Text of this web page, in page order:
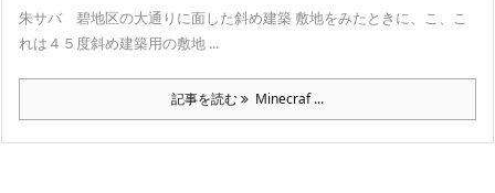
朱サバ 碧地区の大通りに面した斜め建築 敷地をみたときに、こ、こ
れは４５度斜め建築用の敷地 ...
記事を読む Minecraf ...